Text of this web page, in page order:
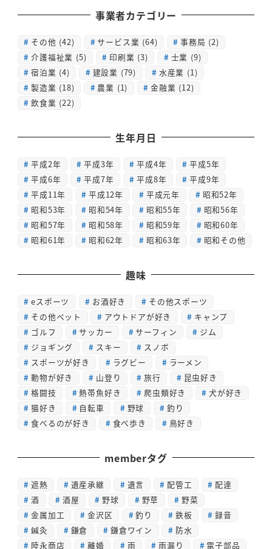
事業者カテゴリー
その他 (42) サービス業 (64) 事務局 (2)
介護福祉業 (5) 印刷業 (3) 士業 (9)
宿泊業 (4) 建設業 (79) 水産業 (1)
製造業 (18) 農業 (1) 金融業 (12)
飲食業 (22)
生年月日
平成2年 平成3年 平成4年
平成5年
平成6年
平成7年 平成8年
平成9年
平成11年
平成12年 平成元年
昭和52年
昭和53年
昭和54年 昭和55年
昭和56年
昭和57年
昭和58年 昭和59年
昭和60年
昭和61年
昭和62年 昭和63年 昭和その他
趣味
eスポーツ お酒好き
その他スポーツ
その他ペット
アウトドアが好き
キャンプ
ゴルフ
サッカー サーフィン
ジム
ジョギング
スキー
スノボ
スポーツが好き
ラグビー
ラーメン
動物が好き
山登り 旅行
昆虫好き
格闘技
熱帯魚好き 爬虫類好き
犬が好き
猫好き
自転車 野球
釣り
食べるのが好き
食べ歩き 鳥好き
memberタグ
遮熱 遺産承継 遺言 配管工
配達
酒
酒屋 野球 野草
野菜
金属加工
金沢区 釣り 鉄板
録音
鍼灸
鎌倉 鎌倉ワイン
防水
陸永商店
離婚 雨 雨漏り 電子部品